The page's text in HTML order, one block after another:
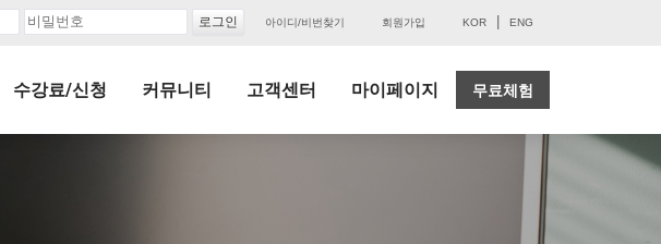
아이디/비번찾기 회원가입 KOR ENG
수강료/신청 커뮤니티 고객센터 마이페이지 무료체험